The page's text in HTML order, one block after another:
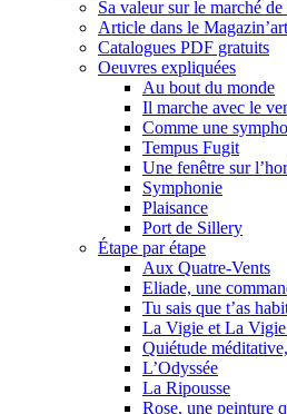
Sa valeur sur le marché de
Article dans le Magazin’art
Catalogues PDF gratuits
Oeuvres expliquées
Au bout du monde
Il marche avec le
Comme une
Tempus Fugit
Une fenêtre sur
Symphonie
Plaisance
Port de Sillery
Étape par étape
Aux Quatre-Vents
Eliade, une
Tu sais que t’as
La Vigie et La
Quiétude
L’Odyssée
La Ripousse
Rose, une peinture